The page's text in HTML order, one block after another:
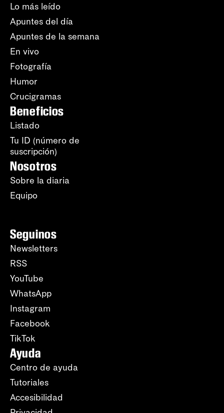
Lo más leído
Apuntes del día
Apuntes de la semana
En vivo
Fotografía
Humor
Crucigramas
Beneficios
Listado
Tu ID (número de
suscripción)
Nosotros
Sobre la diaria
Equipo
Seguinos
Newsletters
RSS
YouTube
WhatsApp
Instagram
Facebook
TikTok
Ayuda
Centro de ayuda
Tutoriales
Accesibilidad